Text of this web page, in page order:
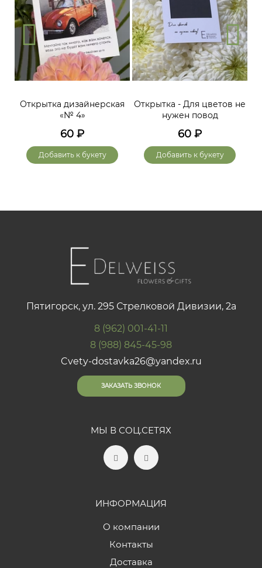
Открытка дизайнерская
«№ 4»
60 ₽
Добавить к букету
Открытка - Для цветов не
нужен повод
60 ₽
Добавить к букету
Пятигорск, ул. 295 Стрелковой Дивизии, 2а
8 (962) 001-41-11
8 (988) 845-45-98
Cvety-dostavka26@yandex.ru
ЗАКАЗАТЬ ЗВОНОК
МЫ В СОЦ.СЕТЯХ
ИНФОРМАЦИЯ
О компании
Контакты
Доставка